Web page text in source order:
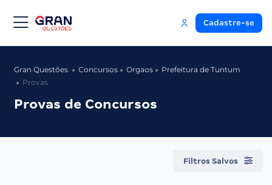
Cadastre-se
Gran Questões Concursos Orgaos
Prefeitura de Tuntum
Provas
Provas de Concursos
Filtros Salvos